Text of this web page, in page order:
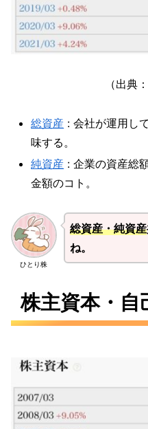
（出典：
総資産 : 会社が運用し
味する。
純資産 : 企業の資産総
金額のコト。
ひとり株
総資産・純資産
ね。
株主資本・自